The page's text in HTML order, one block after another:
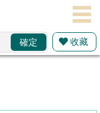
確定 收藏